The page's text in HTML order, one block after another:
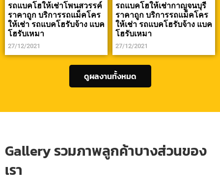
รถแบคโฮให้เช่าโพนสวรรค์
ราคาถูก บริการรถแม็คโคร
ให้เช่า รถแบคโฮรับจ้าง แบค
โฮรับเหมา
27/12/2021
รถแบคโฮให้เช่ากาญจนบุรี
ราคาถูก บริการรถแม็คโคร
ให้เช่า รถแบคโฮรับจ้าง แบค
โฮรับเหมา
27/12/2021
ดูผลงานทั้งหมด
Gallery รวมภาพลูกค้าบางส่วนของ
เรา